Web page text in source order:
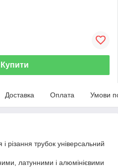
Купити
Доставка Оплата Умови
різання трубок універсальний
латунними і алюмінієвими